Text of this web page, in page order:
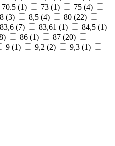
70.5 (1) 73 (1) 75 (4)
8 (3) 8,5 (4) 80 (22)
83,6 (7) 83,61 (1) 84,5 (1)
8) 86 (1) 87 (20)
9 (1) 9,2 (2) 9,3 (1)